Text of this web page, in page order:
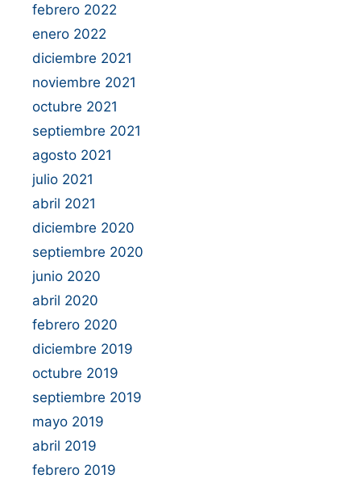
febrero 2022
enero 2022
diciembre 2021
noviembre 2021
octubre 2021
septiembre 2021
agosto 2021
julio 2021
abril 2021
diciembre 2020
septiembre 2020
junio 2020
abril 2020
febrero 2020
diciembre 2019
octubre 2019
septiembre 2019
mayo 2019
abril 2019
febrero 2019